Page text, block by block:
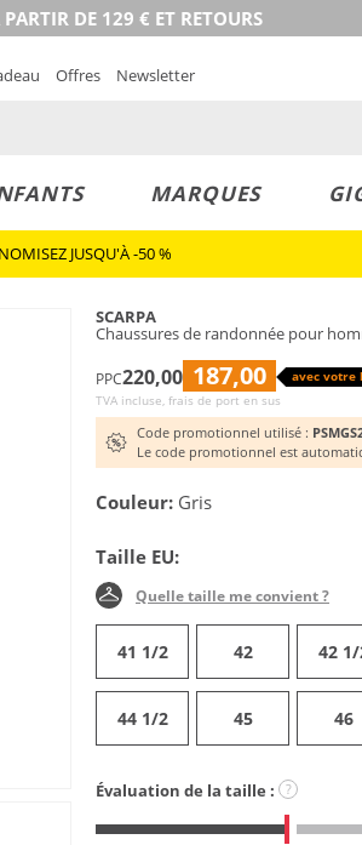
DE 129 € ET RETOURS
Offres Newsletter
MARQUES
JUSQU'À -50 %
SCARPA
Chaussures de randonnée pour
PPC220,00 187,00
avec votre
TVA incluse, frais de port en sus
Code promotionnel utilisé :
Le code promotionnel est
Couleur: Gris
Taille EU:
Quelle taille me convient ?
41 1/2 42 42
44 1/2 45 46
Évaluation de la taille : ?